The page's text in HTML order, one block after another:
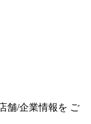
舗/企業情報を ご